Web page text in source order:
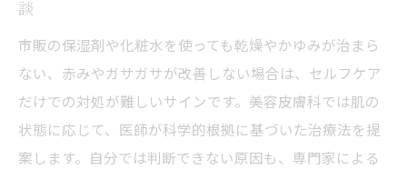
談
市販の保湿剤や化粧水を使っても乾燥やかゆみが治まら
ない、赤みやガサガサが改善しない場合は、セルフケア
だけでの対処が難しいサインです。美容皮膚科では肌の
状態に応じて、医師が科学的根拠に基づいた治療法を提
案します。自分では判断できない原因も、専門家による